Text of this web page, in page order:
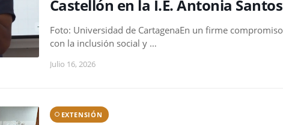
Castellón en la I.E. Antonia Santos
Foto: Universidad de CartagenaEn un firme compromiso
con la inclusión social y …
Julio 16, 2026
EXTENSIÓN